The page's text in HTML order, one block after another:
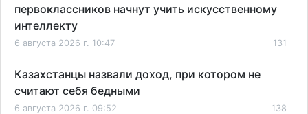
первоклассников начнут учить искусственному
интеллекту
6 августа 2026 г. 10:47 131
Казахстанцы назвали доход, при котором не
считают себя бедными
6 августа 2026 г. 09:52 138